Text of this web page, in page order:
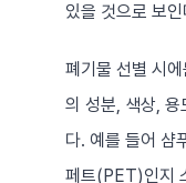
있을 것으로 보인
폐기물 선별 시
의 성분, 색상, 용
다. 예를 들어 샴
페트(PET)인지